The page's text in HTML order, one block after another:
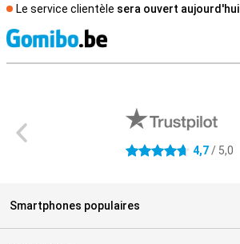
Le service clientèle sera ouvert aujourd'hui
4.7 étoiles 4,7/ 5,0
Smartphones populaires